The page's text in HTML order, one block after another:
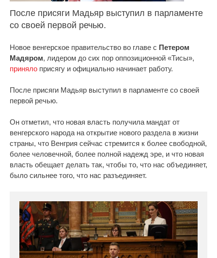
После присяги Мадьяр выступил в парламенте
со своей первой речью.
Новое венгерское правительство во главе с Петером
Мадяром, лидером до сих пор оппозиционной «Тисы»,
приняло присягу и официально начинает работу.
После присяги Мадьяр выступил в парламенте со своей
первой речью.
Он отметил, что новая власть получила мандат от
венгерского народа на открытие нового раздела в жизни
страны, что Венгрия сейчас стремится к более свободной,
более человечной, более полной надежд эре, и что новая
власть обещает делать так, чтобы то, что нас объединяет,
было сильнее того, что нас разъединяет.